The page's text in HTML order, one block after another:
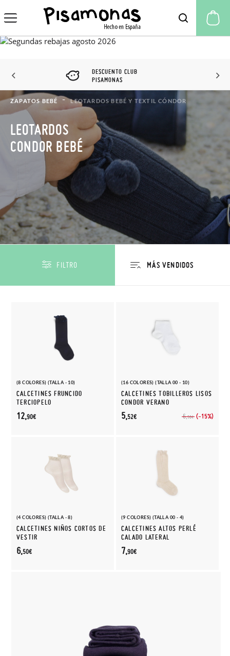
DESCUENTO CLUB
PISAMONAS
ZAPATOS BEBÉ LEOTARDOS BEBÉ Y TEXTIL CÓNDOR
LEOTARDOS
CONDOR BEBÉ
FILTRO
(8 COLORES) (TALLA - 10)
CALCETINES FRUNCIDO
TERCIOPELO
12,90€
(16 COLORES) (TALLA 00 - 10)
CALCETINES TOBILLEROS LISOS
CONDOR VERANO
6,50€ (-15%)
5,52€
(4 COLORES) (TALLA - 8)
CALCETINES NIÑOS CORTOS DE
VESTIR
6,50€
(9 COLORES) (TALLA 00 - 4)
CALCETINES ALTOS PERLÉ
CALADO LATERAL
7,90€